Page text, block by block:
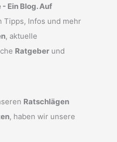
Ein Blog. Auf
Tipps, Infos und mehr
, aktuelle
Ratgeber und
Ratschlägen
, haben wir unsere